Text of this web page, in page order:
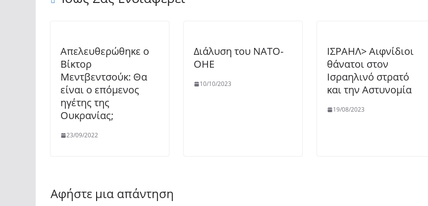
Απελευθερώθηκε ο
Βίκτορ
Μεντβεντσούκ: Θα
είναι ο επόμενος
ηγέτης της
Ουκρανίας;
23/09/2022
Διάλυση του ΝΑΤΟ-
ΟΗΕ
10/10/2023
ΙΣΡΑΗΛ> Αιφνίδιοι
θάνατοι στον
Ισραηλινό στρατό
και την Αστυνομία
19/08/2023
Αφήστε μια απάντηση